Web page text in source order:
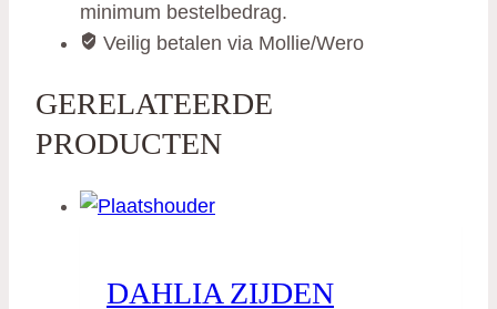
minimum bestelbedrag.
Veilig betalen via Mollie/Wero
GERELATEERDE
PRODUCTEN
DAHLIA ZIJDEN